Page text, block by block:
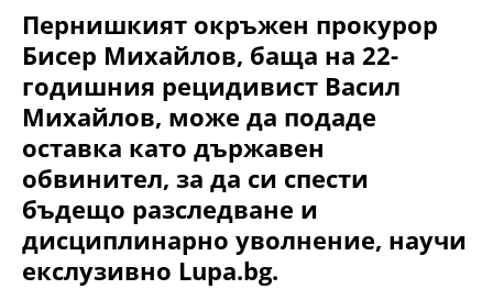
Пернишкият окръжен прокурор
Бисер Михайлов, баща на 22-
годишния рецидивист Васил
Михайлов, може да подаде
оставка като държавен
обвинител, за да си спести
бъдещо разследване и
дисциплинарно уволнение, научи
екслузивно Lupa.bg.